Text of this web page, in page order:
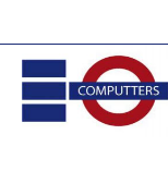
naar
inhoud